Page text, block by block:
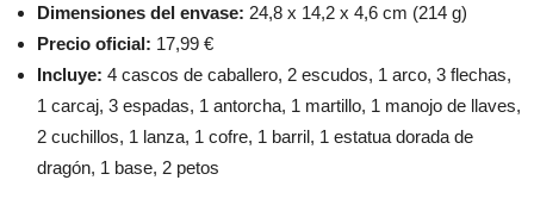
Dimensiones del envase: 24,8 x 14,2 x 4,6 cm (214 g)
Precio oficial: 17,99 €
Incluye: 4 cascos de caballero, 2 escudos, 1 arco, 3 flechas,
1 carcaj, 3 espadas, 1 antorcha, 1 martillo, 1 manojo de llaves,
2 cuchillos, 1 lanza, 1 cofre, 1 barril, 1 estatua dorada de
dragón, 1 base, 2 petos